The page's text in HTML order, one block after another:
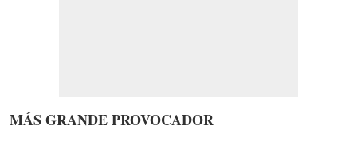
MÁS GRANDE PROVOCADOR